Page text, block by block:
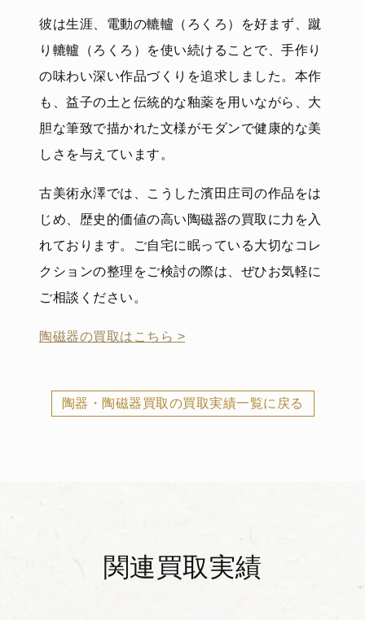
彼は生涯、電動の轆轤（ろくろ）を好まず、蹴
り轆轤（ろくろ）を使い続けることで、手作り
の味わい深い作品づくりを追求しました。本作
も、益子の土と伝統的な釉薬を用いながら、大
胆な筆致で描かれた文様がモダンで健康的な美
しさを与えています。
古美術永澤では、こうした濱田庄司の作品をは
じめ、歴史的価値の高い陶磁器の買取に力を入
れております。ご自宅に眠っている大切なコレ
クションの整理をご検討の際は、ぜひお気軽に
ご相談ください。
陶磁器の買取はこちら >
陶器・陶磁器買取の買取実績一覧に戻る
関連買取実績